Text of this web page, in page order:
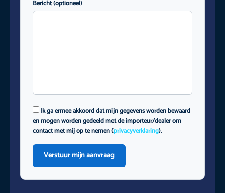
Bericht (optioneel)
Ik ga ermee akkoord dat mijn gegevens worden bewaard
en mogen worden gedeeld met de importeur/dealer om
contact met mij op te nemen (privacyverklaring).
Verstuur mijn aanvraag